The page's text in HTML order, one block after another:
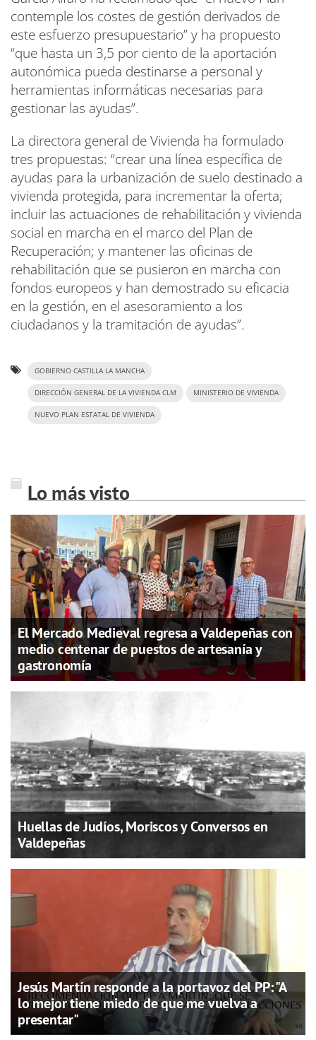
contemple los costes de gestión derivados de
este esfuerzo presupuestario” y ha propuesto
“que hasta un 3,5 por ciento de la aportación
autonómica pueda destinarse a personal y
herramientas informáticas necesarias para
gestionar las ayudas”.
La directora general de Vivienda ha formulado
tres propuestas: “crear una línea específica de
ayudas para la urbanización de suelo destinado a
vivienda protegida, para incrementar la oferta;
incluir las actuaciones de rehabilitación y vivienda
social en marcha en el marco del Plan de
Recuperación; y mantener las oficinas de
rehabilitación que se pusieron en marcha con
fondos europeos y han demostrado su eficacia
en la gestión, en el asesoramiento a los
ciudadanos y la tramitación de ayudas”.
GOBIERNO CASTILLA LA MANCHA
DIRECCIÓN GENERAL DE LA VIVIENDA CLM MINISTERIO DE VIVIENDA
NUEVO PLAN ESTATAL DE VIVIENDA
Lo más visto
El Mercado Medieval regresa a Valdepeñas con
medio centenar de puestos de artesanía y
gastronomía
Huellas de Judíos, Moriscos y Conversos en
Valdepeñas
Jesús Martín responde a la portavoz del PP: "A
lo mejor tiene miedo de que me vuelva a
presentar"